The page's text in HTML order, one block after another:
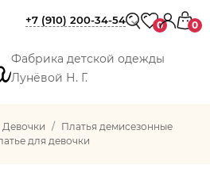
Фабрика детской одежды
Лунёвой Н. Г.
+7 (910) 200-34-54 0 0
Девочки
Платья демисезонные
для девочки